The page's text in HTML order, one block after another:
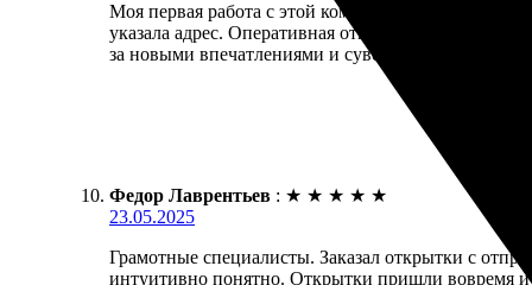
Моя первая работа с этой компанией превзошла
указала адрес. Оперативная отправка выполнила
за новыми впечатлениями и сувенирами!
Федор Лаврентьев : ★ ★ ★ ★ ★
23.05.2025
Грамотные специалисты. Заказал открытки с
интуитивно понятно. Открытки пришли вовремя и